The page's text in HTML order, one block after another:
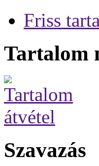
Friss
Tartalom
Szavazás